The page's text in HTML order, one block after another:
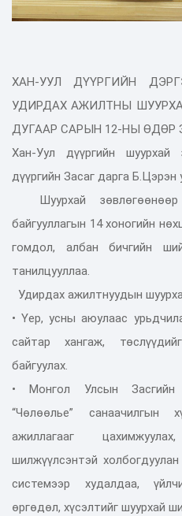
ХАН-УУЛ ДҮҮРГИЙН
УДИРДАХ АЖИЛТНЫ
ДУГААР САРЫН 12-НЫ ӨДӨР
Хан-Уул дүүргийн
дүүргийн Засаг дарга Б.Цэрэн
Шуурхай
байгууллагын 14 хоногийн
гомдол, албан бичгийн
танилцууллаа.
Удирдах ажилтнуудын
• Үер, усны аюулаас
сайтар хангаж,
байгуулах.
• Монгол Улсын Засгийн
“Чөлөөлье” санаачилгын
ажиллагааг
шилжүүлсэнтэй
системээр худалдаа,
өргөдөл, хүсэлтийг шуурхай